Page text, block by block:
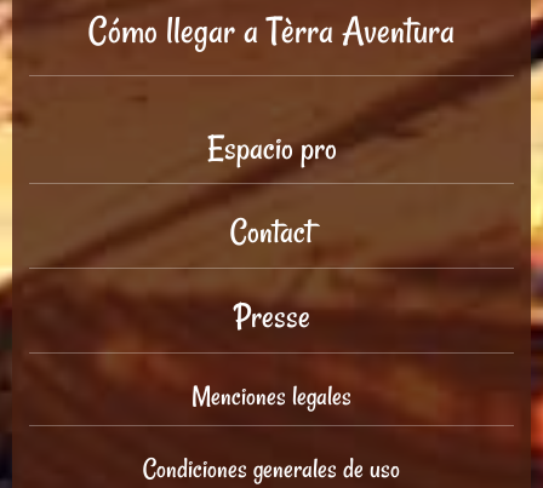
Cómo llegar a Tèrra Aventura
Espacio pro
Contact
Presse
Menciones legales
Condiciones generales de uso